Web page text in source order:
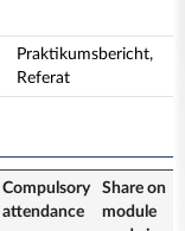
Praktikumsbericht,
Referat
Compulsory
attendance
Share on
module